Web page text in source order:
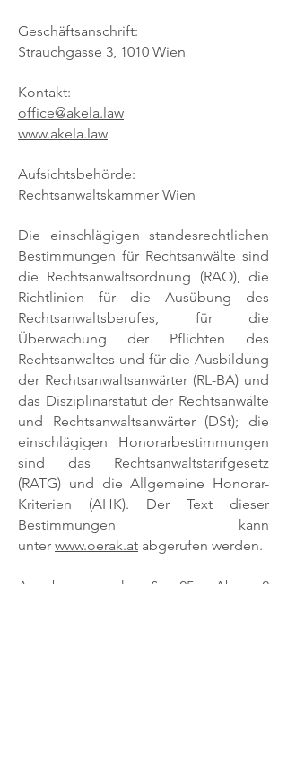
Geschäftsanschrift:
Strauchgasse 3, 1010 Wien
Kontakt:
office@akela.law
www.akela.law
​Aufsichtsbehörde:
Rechtsanwaltskammer Wien
​Die einschlägigen standesrechtlichen
Bestimmungen für Rechtsanwälte sind
die Rechtsanwaltsordnung (RAO), die
Richtlinien für die Ausübung des
Rechtsanwaltsberufes, für die
Überwachung der Pflichten des
Rechtsanwaltes und für die Ausbildung
der Rechtsanwaltsanwärter (RL-BA) und
das Disziplinarstatut der Rechtsanwälte
und Rechtsanwaltsanwärter (DSt); die
einschlägigen Honorarbestimmungen
sind das Rechtsanwaltstarifgesetz
(RATG) und die Allgemeine Honorar-
Kriterien (AHK). Der Text dieser
Bestimmungen kann
unter www.oerak.at abgerufen werden.
Angaben nach § 25 Abs 2